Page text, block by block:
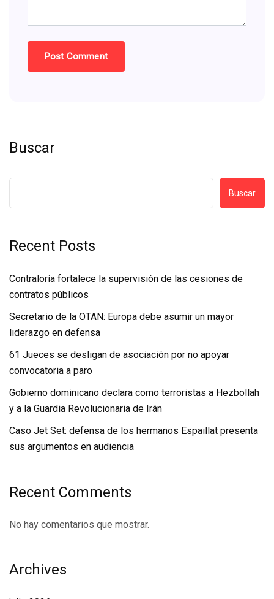
Buscar
Buscar
Recent Posts
Contraloría fortalece la supervisión de las cesiones de
contratos públicos
Secretario de la OTAN: Europa debe asumir un mayor
liderazgo en defensa
61 Jueces se desligan de asociación por no apoyar
convocatoria a paro
Gobierno dominicano declara como terroristas a Hezbollah
y a la Guardia Revolucionaria de Irán
Caso Jet Set: defensa de los hermanos Espaillat presenta
sus argumentos en audiencia
Recent Comments
No hay comentarios que mostrar.
Archives